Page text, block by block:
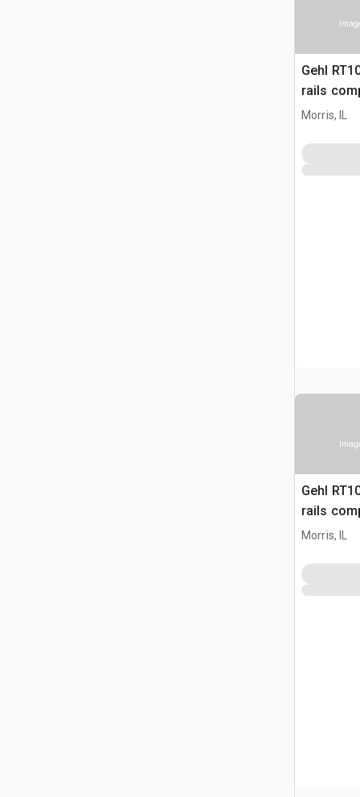
Gehl
rails
Morris, IL
Gehl
rails
Morris, IL